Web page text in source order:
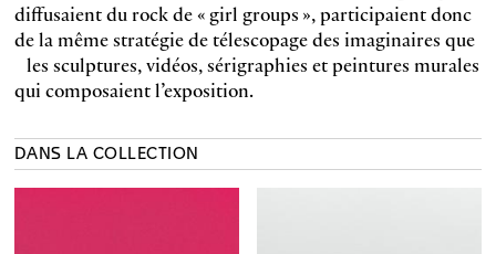
diffusaient du rock de « girl groups », participaient donc
de la même stratégie de télescopage des imaginaires que
les sculptures, vidéos, sérigraphies et peintures murales
qui composaient l’exposition.
DANS LA COLLECTION